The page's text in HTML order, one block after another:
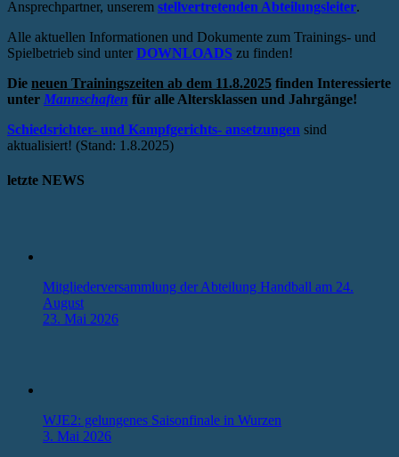
Ansprechpartner, unserem stellvertretenden Abteilungsleiter.
Alle aktuellen Informationen und Dokumente zum Trainings- und
Spielbetrieb sind unter DOWNLOADS zu finden!
Die neuen Trainingszeiten ab dem 11.8.2025 finden Interessierte
unter Mannschaften für alle Altersklassen und Jahrgänge!
Schiedsrichter- und Kampfgerichts- ansetzungen sind
aktualisiert! (Stand: 1.8.2025)
letzte NEWS
Mitgliederversammlung der Abteilung Handball am 24.
August
23. Mai 2026
WJE2: gelungenes Saisonfinale in Wurzen
3. Mai 2026